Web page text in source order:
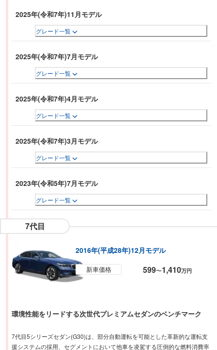
2025年(令和7年)11月モデル
グレード一覧
2025年(令和7年)7月モデル
グレード一覧
2025年(令和7年)4月モデル
グレード一覧
2025年(令和7年)3月モデル
グレード一覧
2023年(令和5年)7月モデル
グレード一覧
7代目
2016年(平成28年)12月モデル
新車価格 599〜1,410万円
環境性能をリードする次世代プレミアムセダンのベンチマーク
7代目5シリーズセダン(G30)は、部分自動運転を可能とした革新的な運転支
援システムの採用、セグメントにおいて他車を凌駕する圧倒的な燃料消費率